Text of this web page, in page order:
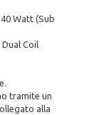
Watt (Sub
Coil
tramite un
alla